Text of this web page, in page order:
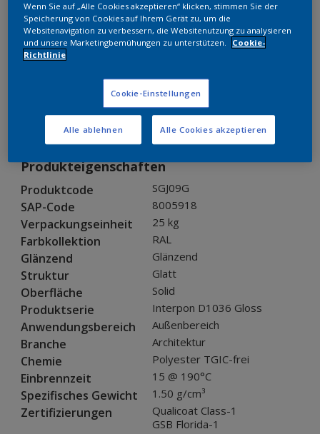
RAL 3009
SGJ09G
Muster bestellen
Bestellen Sie direkt im Webshop
Produkteigenschaften
Produktcode SGJ09G
SAP-Code 8005918
Verpackungseinheit 25 kg
Farbkollektion RAL
Glänzend Glänzend
Struktur Glatt
Oberfläche Solid
Produktserie Interpon D1036 Gloss
Anwendungsbereich Außenbereich
Branche Architektur
Chemie Polyester TGIC-frei
Einbrennzeit 15 @ 190°C
Spezifisches Gewicht 1.50 g/cm³
Zertifizierungen
Qualicoat Class-1
GSB Florida-1
Wenn Sie auf „Alle Cookies akzeptieren“ klicken, stimmen Sie der
Speicherung von Cookies auf Ihrem Gerät zu, um die
Websitenavigation zu verbessern, die Websitenutzung zu analysieren
und unsere Marketingbemühungen zu unterstützen.
Cookie-
Richtlinie
Cookie-Einstellungen
Alle ablehnen Alle Cookies akzeptieren